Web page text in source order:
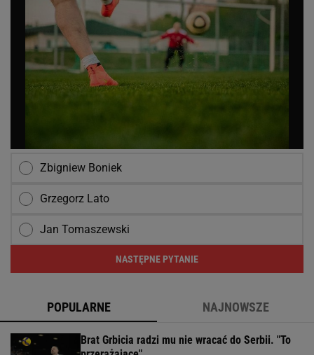
Zbigniew Boniek
Grzegorz Lato
Jan Tomaszewski
NASTĘPNE PYTANIE
POPULARNE NAJNOWSZE
Brat Grbicia radzi mu nie wracać do Serbii. "To